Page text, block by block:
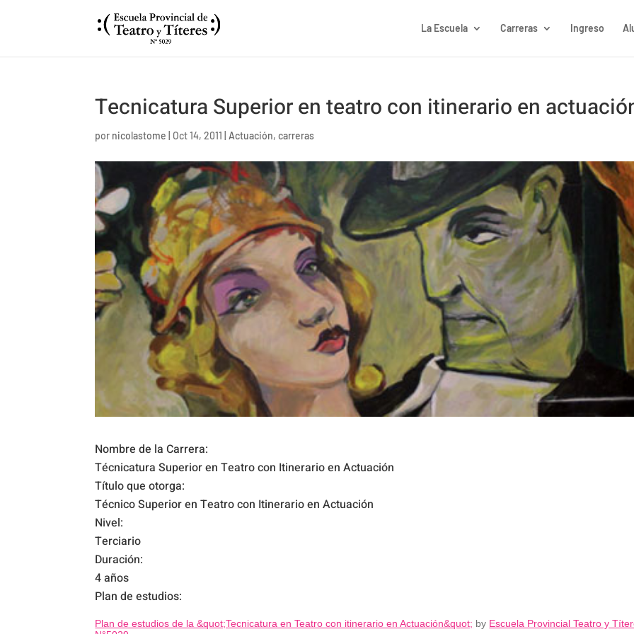
La Escuela Carreras Ingreso
Tecnicatura Superior en teatro con itinerario en
por nicolastome Oct 14, 2011 |Actuación,carreras
Nombre de la Carrera:
Técnicatura Superior en Teatro con Itinerario en Actuación
Título que otorga:
Técnico Superior en Teatro con Itinerario en Actuación
Nivel:
Terciario
Duración:
4 años
Plan de estudios:
Plan de estudios de la &quot;Tecnicatura en Teatro con itinerario en Actuación&quot; by Escuela Provincial Teatro y